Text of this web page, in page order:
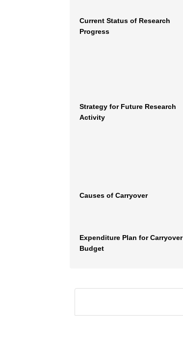
Current Status of Research
Progress
Strategy for Future Research
Activity
Causes of Carryover
Expenditure Plan for Carryover
Budget